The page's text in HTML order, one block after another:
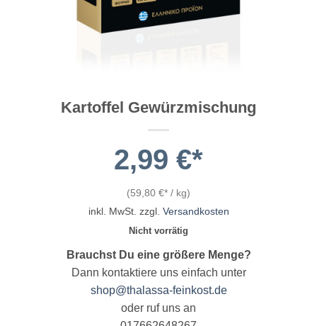
Kartoffel Gewürzmischung
2,99 €
(59,80 € / kg)
inkl. MwSt. zzgl. Versandkosten
Nicht vorrätig
Brauchst Du eine größere Menge?
Dann kontaktiere uns einfach unter
shop@thalassa-feinkost.de
oder ruf uns an